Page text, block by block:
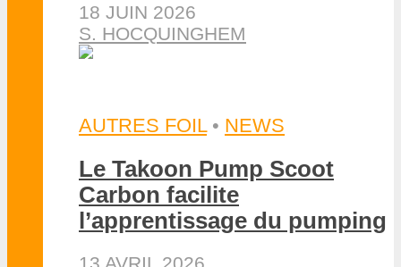
18 JUIN 2026
S. HOCQUINGHEM
AUTRES FOIL • NEWS
Le Takoon Pump Scoot
Carbon facilite
l’apprentissage du pumping